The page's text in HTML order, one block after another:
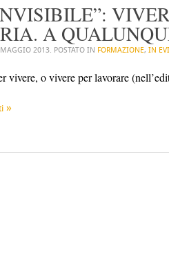
A
2013. POSTATO IN FORMAZIONE, IN
vivere, o vivere per lavorare